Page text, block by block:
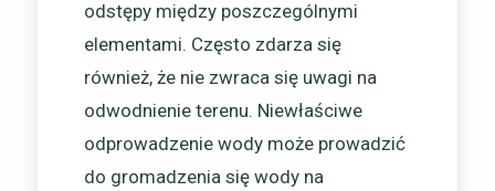
odstępy między poszczególnymi
elementami. Często zdarza się
również, że nie zwraca się uwagi na
odwodnienie terenu. Niewłaściwe
odprowadzenie wody może prowadzić
do gromadzenia się wody na